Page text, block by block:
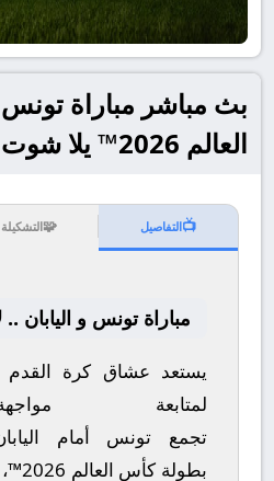
بث مباشر مباراة
العالم 2026™ يلا شوت – yallashoot
📺التفاصيل 🧩التشكيلة
مباراة تونس و اليابان
يستعد عشاق كرة
لمتابعة
تجمع تونس أمام
بطولة كأس العالم 2026™